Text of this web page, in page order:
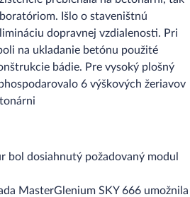
Išlo o staveništnú
dopravnej vzdialenosti. Pri
na ukladanie betónu použité
bádie. Pre vysoký plošný
6 výškových žeriavov
bol dosiahnutý požadovaný modul
MasterGlenium SKY 666 umožnila